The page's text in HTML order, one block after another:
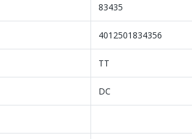
83435
4012501834356
TT
DC